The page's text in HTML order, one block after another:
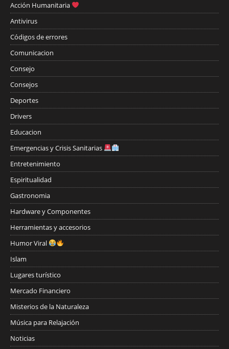
Acción Humanitaria
Antivirus
Códigos de errores
Comunicacion
Consejo
Consejos
Deportes
Drivers
Educacion
Emergencias y Crisis Sanitarias
Entretenimiento
Espiritualidad
Gastronomia
Hardware y Componentes
Herramientas y accesorios
Humor Viral
Islam
Lugares turístico
Mercado Financiero
Misterios de la Naturaleza
Música para Relajación
Noticias